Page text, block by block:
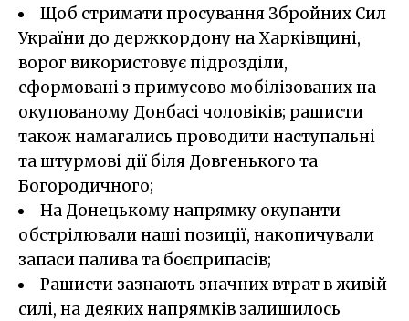
Щоб стримати просування Збройних Сил
України до держкордону на Харківщині,
ворог використовує підрозділи,
сформовані з примусово мобілізованих на
окупованому Донбасі чоловіків; рашисти
також намагались проводити наступальні
та штурмові дії біля Довгенького та
Богородичного;
На Донецькому напрямку окупанти
обстрілювали наші позиції, накопичували
запаси палива та боєприпасів;
Рашисти зазнають значних втрат в живій
силі, на деяких напрямків залишилось